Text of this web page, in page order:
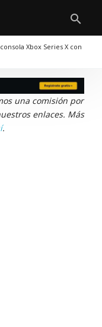
Xbox Series X con
una comisión por
enlaces. Más
.